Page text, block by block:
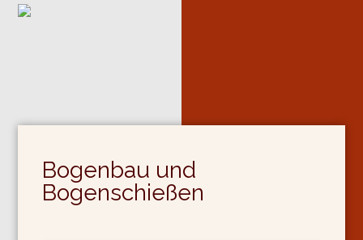
Bogenbau und
Bogenschießen